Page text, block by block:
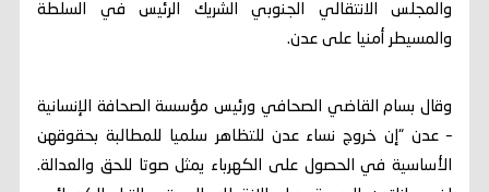
والمجلس الانتقالي الجنوبي الشريك الرئيس في السلطة
والمسيطر أمنيا على عدن.
وقال بسام القاضي الصحافي ورئيس مؤسسة الصحافة الإنسانية
– عدن “إن خروج نساء عدن للتظاهر سلميا للمطالبة بحقوقهن
الأساسية في الحصول على الكهرباء يمثل صوتا للحق والعدالة.